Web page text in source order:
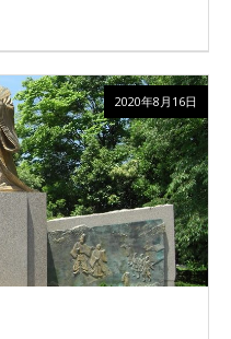
2020年8月16日